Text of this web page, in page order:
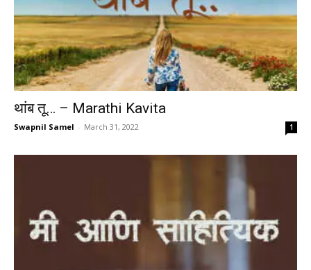
थांब तू… – Marathi Kavita
Swapnil Samel - March 31, 2022 1